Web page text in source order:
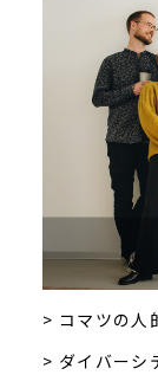
> コマツの人
> ダイバーシ